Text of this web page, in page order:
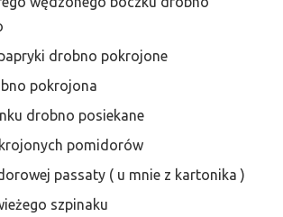
drobno pokrojone
pokrojona
drobno posiekane
pomidorów
passaty ( u mnie z kartonika )
szpinaku